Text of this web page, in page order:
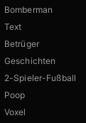
Bomberman
Text
Betrüger
Geschichten
2-Spieler-Fußball
Poop
Voxel